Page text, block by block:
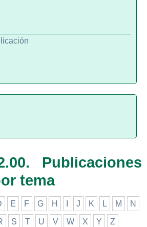
Publicaciones
tema
E F G H J K L M N
S T U V W X Y Z